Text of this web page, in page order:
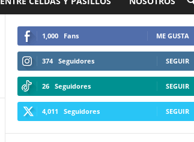
1,000 Fans ME GUSTA
374 Seguidores SEGUIR
26 Seguidores SEGUIR
4,011 Seguidores SEGUIR